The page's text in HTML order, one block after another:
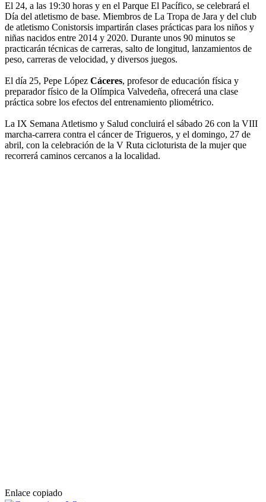
El 24, a las 19:30 horas y en el Parque El Pacífico, se celebrará el
Día del atletismo de base. Miembros de La Tropa de Jara y del club
de atletismo Conistorsis impartirán clases prácticas para los niños y
niñas nacidos entre 2014 y 2020. Durante unos 90 minutos se
practicarán técnicas de carreras, salto de longitud, lanzamientos de
peso, carreras de velocidad, y diversos juegos.
El día 25, Pepe López Cáceres, profesor de educación física y
preparador físico de la Olímpica Valvedeña, ofrecerá una clase
práctica sobre los efectos del entrenamiento pliométrico.
La IX Semana Atletismo y Salud concluirá el sábado 26 con la VIII
marcha-carrera contra el cáncer de Trigueros, y el domingo, 27 de
abril, con la celebración de la V Ruta cicloturista de la mujer que
recorrerá caminos cercanos a la localidad.
Enlace copiado